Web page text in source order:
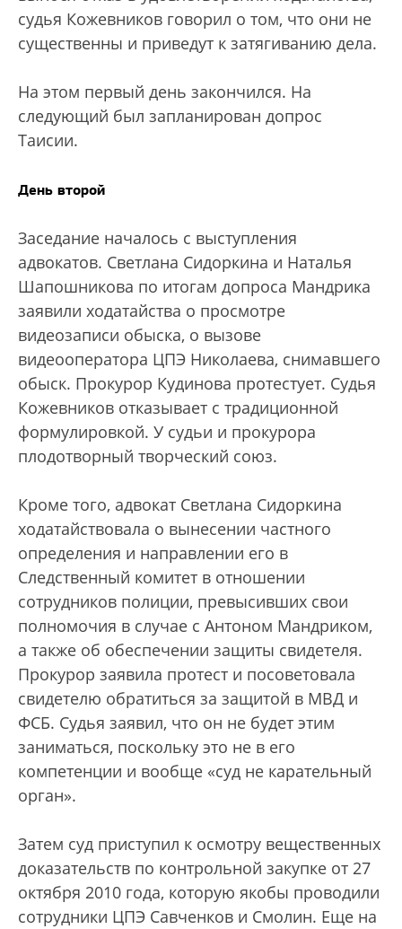
судья Кожевников говорил о том, что они не
существенны и приведут к затягиванию дела.
На этом первый день закончился. На
следующий был запланирован допрос
Таисии.
День второй
Заседание началось с выступления
адвокатов. Светлана Сидоркина и Наталья
Шапошникова по итогам допроса Мандрика
заявили ходатайства о просмотре
видеозаписи обыска, о вызове
видеооператора ЦПЭ Николаева, снимавшего
обыск. Прокурор Кудинова протестует. Судья
Кожевников отказывает с традиционной
формулировкой. У судьи и прокурора
плодотворный творческий союз.
Кроме того, адвокат Светлана Сидоркина
ходатайствовала о вынесении частного
определения и направлении его в
Следственный комитет в отношении
сотрудников полиции, превысивших свои
полномочия в случае с Антоном Мандриком,
а также об обеспечении защиты свидетеля.
Прокурор заявила протест и посоветовала
свидетелю обратиться за защитой в МВД и
ФСБ. Судья заявил, что он не будет этим
заниматься, поскольку это не в его
компетенции и вообще «суд не карательный
орган».
Затем суд приступил к осмотру вещественных
доказательств по контрольной закупке от 27
октября 2010 года, которую якобы проводили
сотрудники ЦПЭ Савченков и Смолин. Еще на